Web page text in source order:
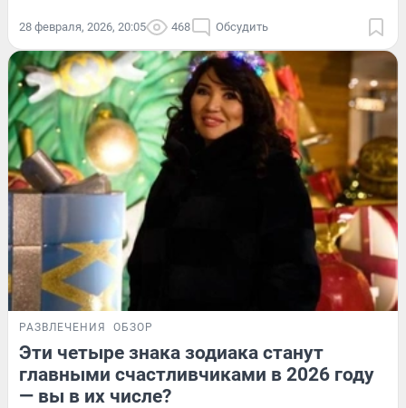
28 февраля, 2026, 20:05 468 Обсудить
РАЗВЛЕЧЕНИЯ ОБЗОР
Эти четыре знака зодиака станут
главными счастливчиками в 2026 году
— вы в их числе?